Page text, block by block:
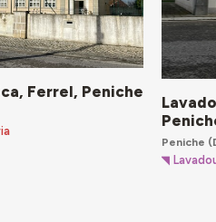
Ferrel, Peniche
Peniche